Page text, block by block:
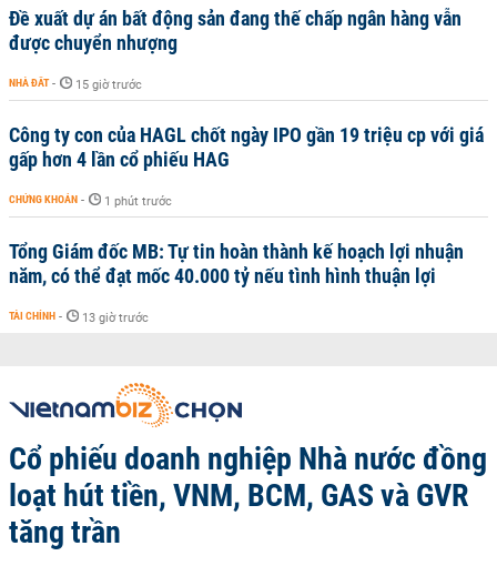
Đề xuất dự án bất động sản đang thế chấp ngân hàng vẫn
được chuyển nhượng
NHÀ ĐẤT - 15 giờ trước
Công ty con của HAGL chốt ngày IPO gần 19 triệu cp với giá
gấp hơn 4 lần cổ phiếu HAG
CHỨNG KHOÁN - 1 phút trước
Tổng Giám đốc MB: Tự tin hoàn thành kế hoạch lợi nhuận
năm, có thể đạt mốc 40.000 tỷ nếu tình hình thuận lợi
TÀI CHÍNH - 13 giờ trước
Cổ phiếu doanh nghiệp Nhà nước đồng
loạt hút tiền, VNM, BCM, GAS và GVR
tăng trần